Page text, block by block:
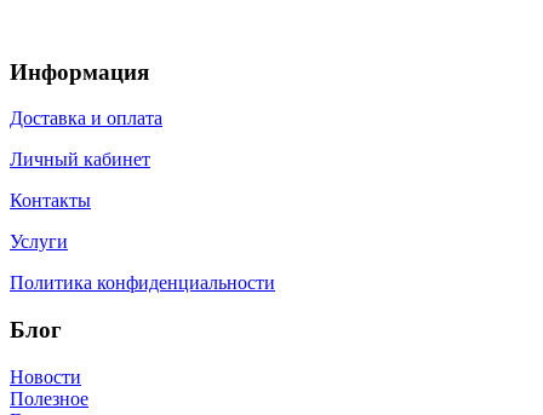
Информация
Доставка и оплата
Личный кабинет
Контакты
Услуги
Политика конфиденциальности
Блог
Новости
Полезное